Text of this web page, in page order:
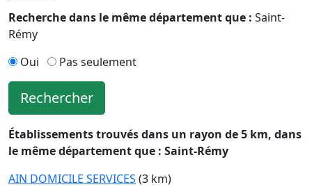
Recherche dans le même département que : Saint-
Rémy
Oui
Pas seulement
Rechercher
Établissements trouvés dans un rayon de 5 km, dans
le même département que : Saint-Rémy
AIN DOMICILE SERVICES (3 km)